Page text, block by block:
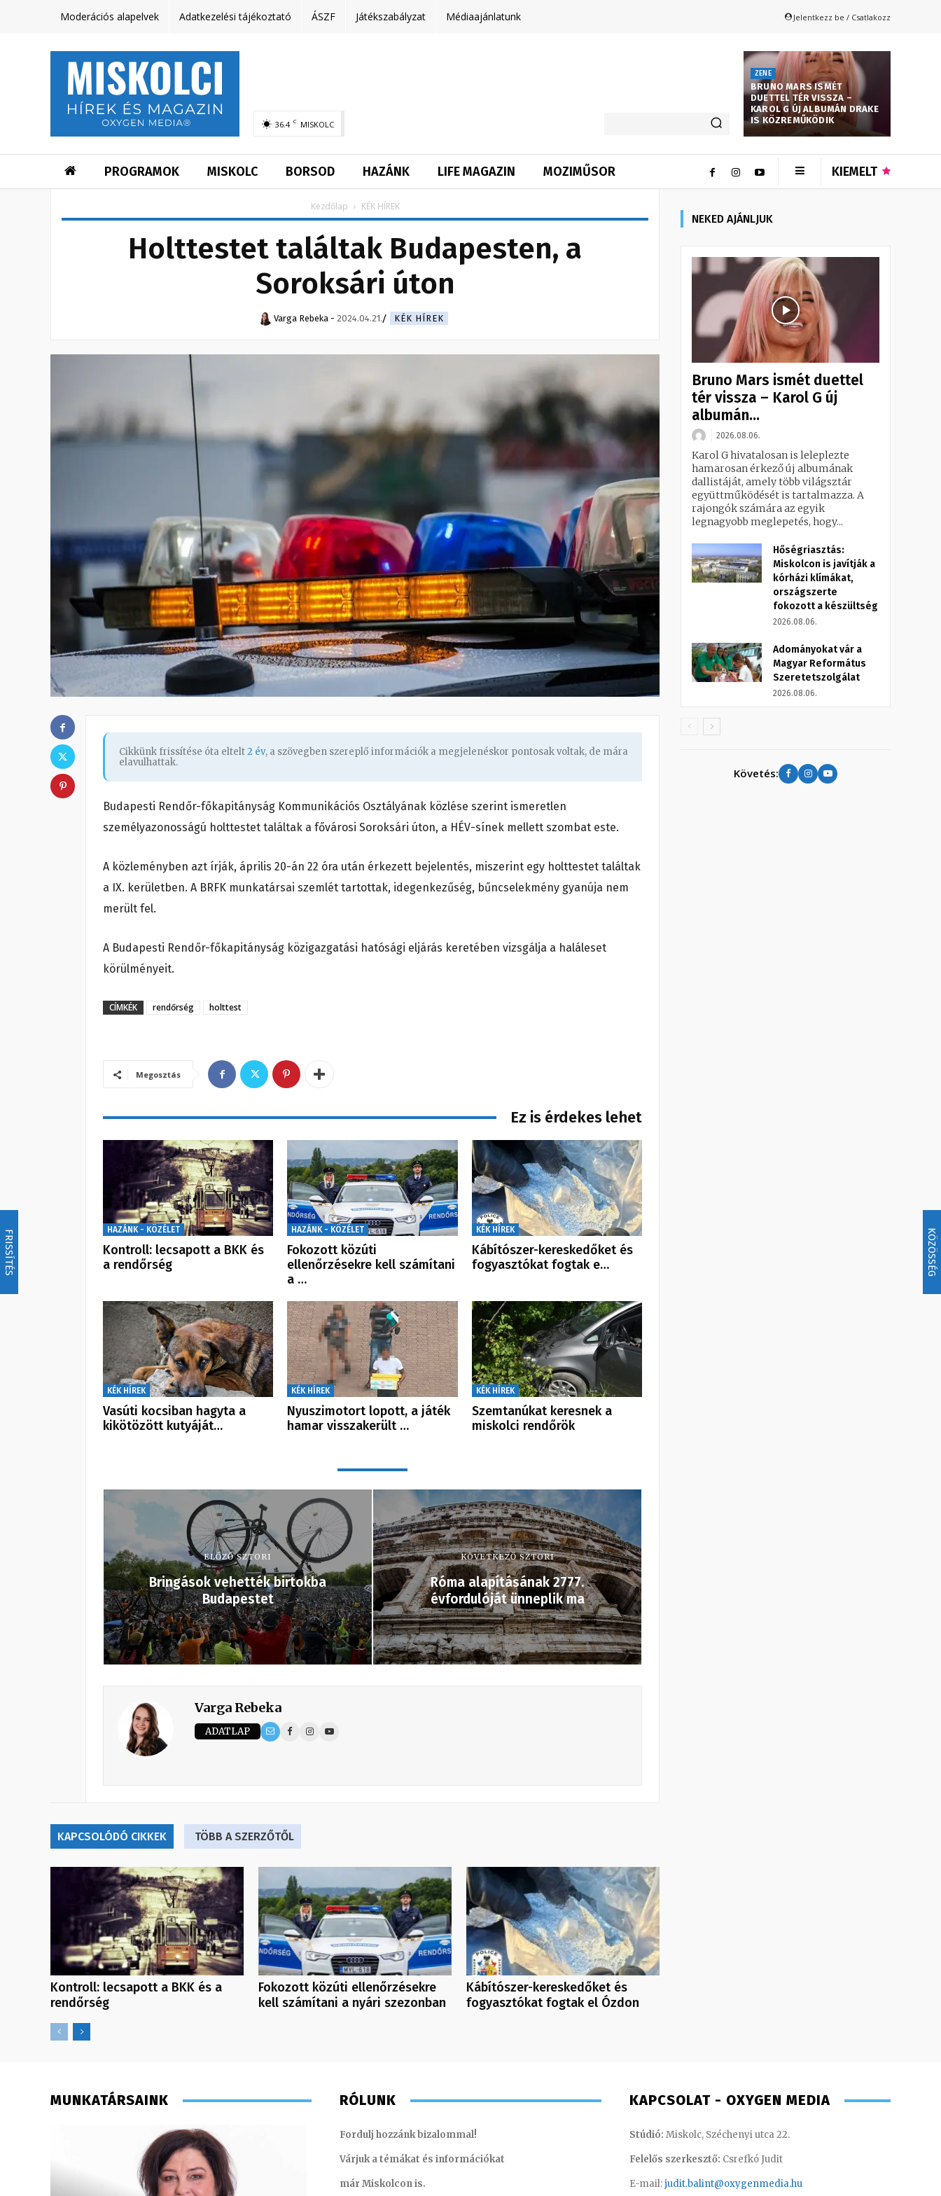
FRISSÍTÉS KÖZÖSSÉG
Moderációs alapelvek Adatkezelési tájékoztató ÁSZF Játékszabályzat Médiaajánlatunk Jelentkezz be / Csatlakozz
36.4 C MISKOLC
ZENE
BRUNO MARS ISMÉT
DUETTEL TÉR VISSZA –
KAROL G ÚJ ALBUMÁN DRAKE
IS KÖZREMŰKÖDIK
PROGRAMOK MISKOLC BORSOD HAZÁNK LIFE MAGAZIN MOZIMŰSOR KIEMELT
Kezdőlap KÉK HÍREK
Holttestet találtak Budapesten, a
Soroksári úton
Varga Rebeka - 2024.04.21. KÉK HÍREK
Cikkünk frissítése óta eltelt2 év, a szövegben szereplő információk a megjelenéskor pontosak voltak, de mára
elavulhattak.
Budapesti Rendőr-főkapitányság Kommunikációs Osztályának közlése szerint ismeretlen
személyazonosságú holttestet találtak a fővárosi Soroksári úton, a HÉV-sínek mellett szombat este.
A közleményben azt írják, április 20-án 22 óra után érkezett bejelentés, miszerint egy holttestet találtak
a IX. kerületben. A BRFK munkatársai szemlét tartottak, idegenkezűség, bűncselekmény gyanúja nem
merült fel.
A Budapesti Rendőr-főkapitányság közigazgatási hatósági eljárás keretében vizsgálja a haláleset
körülményeit.
CÍMKÉK rendőrség holttest
Megosztás
Ez is érdekes lehet
HAZÁNK - KÖZÉLET
Kontroll: lecsapott a BKK és
a rendőrség
HAZÁNK - KÖZÉLET
Fokozott közúti
ellenőrzésekre kell számítani
a …
KÉK HÍREK
Kábítószer-kereskedőket és
fogyasztókat fogtak e…
KÉK HÍREK
Vasúti kocsiban hagyta a
kikötözött kutyáját…
KÉK HÍREK
Nyuszimotort lopott, a játék
hamar visszakerült …
KÉK HÍREK
Szemtanúkat keresnek a
miskolci rendőrök
ELŐZŐ SZTORI
Bringások vehették birtokba
Budapestet
KÖVETKEZŐ SZTORI
Róma alapításának 2777.
évfordulóját ünneplik ma
Varga Rebeka
ADATLAP
KAPCSOLÓDÓ CIKKEK TÖBB A SZERZŐTŐL
Kontroll: lecsapott a BKK és a
rendőrség
Fokozott közúti ellenőrzésekre
kell számítani a nyári szezonban
Kábítószer-kereskedőket és
fogyasztókat fogtak el Ózdon
NEKED AJÁNLJUK
Bruno Mars ismét duettel
tér vissza – Karol G új
albumán...
2026.08.06.
Karol G hivatalosan is leleplezte
hamarosan érkező új albumának
dallistáját, amely több világsztár
együttműködését is tartalmazza. A
rajongók számára az egyik
legnagyobb meglepetés, hogy...
Hőségriasztás:
Miskolcon is javítják a
kórházi klímákat,
országszerte
fokozott a készültség
2026.08.06.
Adományokat vár a
Magyar Református
Szeretetszolgálat
2026.08.06.
Követés:
MUNKATÁRSAINK RÓLUNK
Fordulj hozzánk bizalommal!
Várjuk a témákat és információkat
már Miskolcon is.
KAPCSOLAT - OXYGEN MEDIA
Stúdió: Miskolc, Széchenyi utca 22.
Felelős szerkesztő: Csrefkó Judit
E-mail:judit.balint@oxygenmedia.hu